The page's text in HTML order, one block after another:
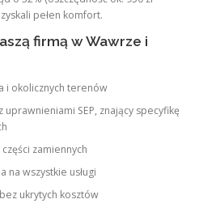
pełen komfort.
firmą w Wawrze i
i okolicznych terenów
SEP, znający specyfikę
zamiennych
na wszystkie usługi
ukrytych kosztów